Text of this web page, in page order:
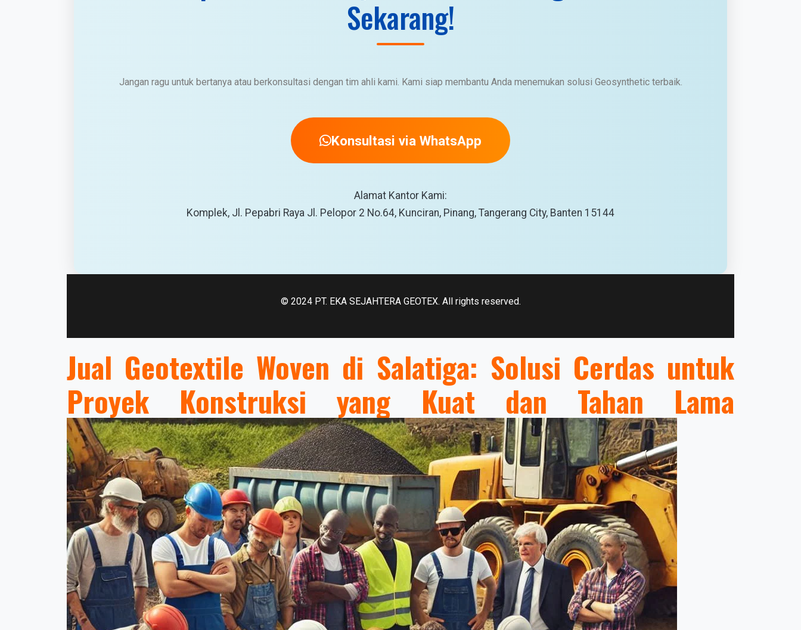
Sekarang!
Jangan ragu untuk bertanya atau berkonsultasi dengan tim ahli kami. Kami siap membantu Anda menemukan solusi Geosynthetic terbaik.
Konsultasi via WhatsApp
Alamat Kantor Kami:
Komplek, Jl. Pepabri Raya Jl. Pelopor 2 No.64, Kunciran, Pinang, Tangerang City, Banten 15144
© 2024 PT. EKA SEJAHTERA GEOTEX. All rights reserved.
Jual Geotextile Woven di Salatiga: Solusi Cerdas untuk
Proyek Konstruksi yang Kuat dan Tahan Lama